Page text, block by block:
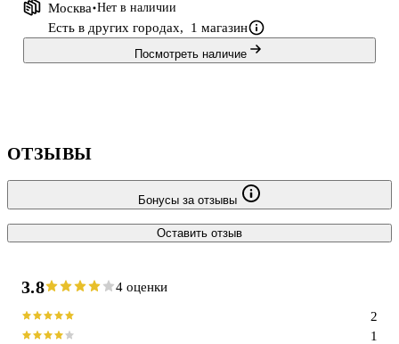
исследования.
И, наоборот, остро возникшая интенсивная боль в грудной
Москва Нет в наличии
Есть в других городах, 1 магазин
Посмотреть наличие
ОТЗЫВЫ
Бонусы за отзывы
Оставить отзыв
3.8 4 оценки
1
2